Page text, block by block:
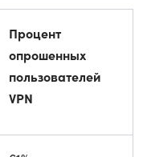
Процент
опрошенных
пользователей
VPN